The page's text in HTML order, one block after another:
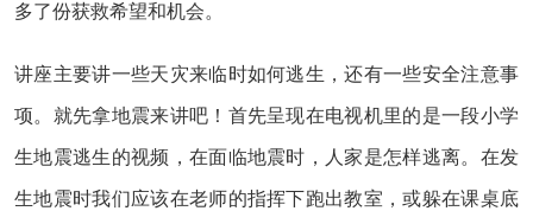
多了份获救希望和机会。
讲座主要讲一些天灾来临时如何逃生，还有一些安全注意事
项。就先拿地震来讲吧！首先呈现在电视机里的是一段小学
生地震逃生的视频，在面临地震时，人家是怎样逃离。在发
生地震时我们应该在老师的指挥下跑出教室，或躲在课桌底